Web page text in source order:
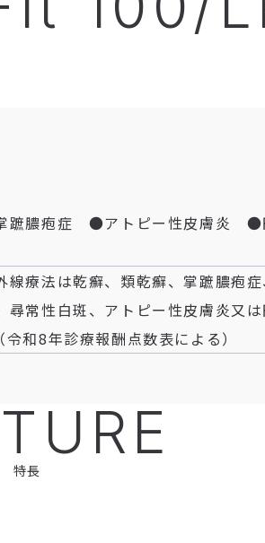
膿疱症 ●アトピー性皮膚炎
線療法は乾癬、類乾癬、掌蹠膿疱
尋常性白斑、アトピー性皮膚炎又
和8年診療報酬点数表による）
特長